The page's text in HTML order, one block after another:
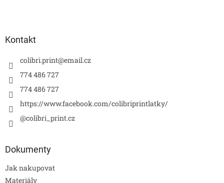
Kontakt
colibri.print@email.cz
774 486 727
774 486 727
https://www.facebook.com/colibriprintlatky/
@colibri_print.cz
Dokumenty
Jak nakupovat
Materiály